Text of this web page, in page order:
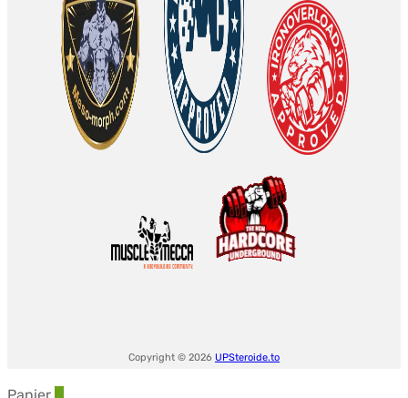
Copyright © 2026 UPSteroide.to